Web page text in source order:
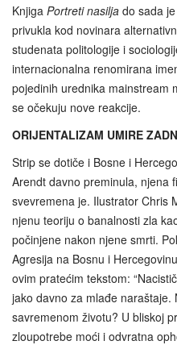
Knjiga Portreti nasilja do sada
privukla kod novinara
studenata politologije i
internacionalna renomirana
pojedinih urednika mainstream
se očekuju nove reakcije.
ORIJENTALIZAM UMIRE
Strip se dotiče i Bosne i
Arendt davno preminula, njena
svevremena je. Ilustrator Chris
njenu teoriju o banalnosti zla
počinjene nakon njene smrti.
Agresija na Bosnu i
ovim pratećim tekstom:
jako davno za mlađe naraštaje.
savremenom životu? U bliskoj
zloupotrebe moći i odvratna